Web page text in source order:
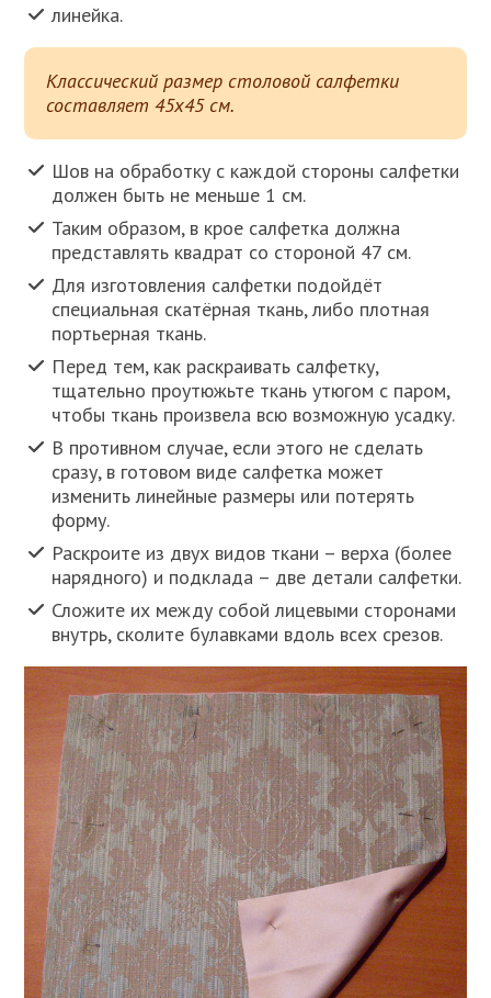
линейка.
Классический размер столовой салфетки
составляет 45х45 см.
Шов на обработку с каждой стороны салфетки
должен быть не меньше 1 см.
Таким образом, в крое салфетка должна
представлять квадрат со стороной 47 см.
Для изготовления салфетки подойдёт
специальная скатёрная ткань, либо плотная
портьерная ткань.
Перед тем, как раскраивать салфетку,
тщательно проутюжьте ткань утюгом с паром,
чтобы ткань произвела всю возможную усадку.
В противном случае, если этого не сделать
сразу, в готовом виде салфетка может
изменить линейные размеры или потерять
форму.
Раскроите из двух видов ткани – верха (более
нарядного) и подклада – две детали салфетки.
Сложите их между собой лицевыми сторонами
внутрь, сколите булавками вдоль всех срезов.